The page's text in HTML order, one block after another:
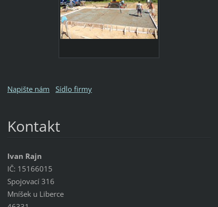
Napište nám Sídlo firmy
Kontakt
Ivan Rajn
IČ: 15166015
Spojovací 316
Mníšek u Liberce